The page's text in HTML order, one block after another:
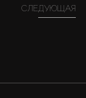
СЛЕДУЮЩАЯ